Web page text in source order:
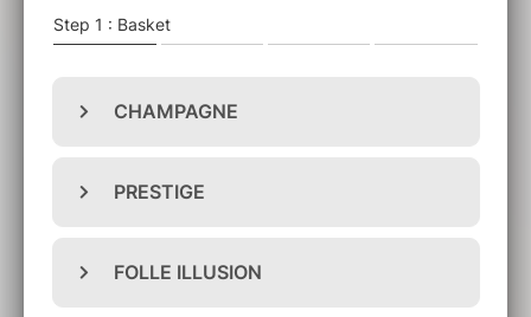
(76)
compris :
Vin compris